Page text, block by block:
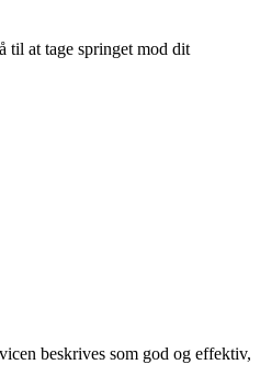
at tage springet mod dit
beskrives som god og effektiv,